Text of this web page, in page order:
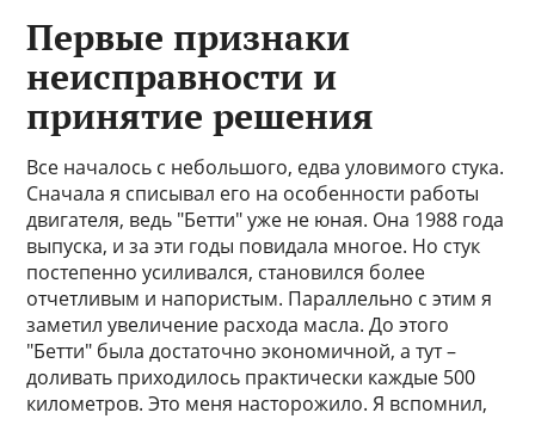
Первые признаки
неисправности и
принятие решения
Все началось с небольшого, едва уловимого стука.
Сначала я списывал его на особенности работы
двигателя, ведь "Бетти" уже не юная. Она 1988 года
выпуска, и за эти годы повидала многое. Но стук
постепенно усиливался, становился более
отчетливым и напористым. Параллельно с этим я
заметил увеличение расхода масла. До этого
"Бетти" была достаточно экономичной, а тут –
доливать приходилось практически каждые 500
километров. Это меня насторожило. Я вспомнил,